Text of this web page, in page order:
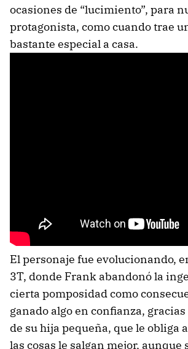
ocasiones de “lucimiento”, para
protagonista, como cuando trae
bastante especial a casa.
El personaje fue evolucionando,
3T, donde Frank abandonó la
cierta pomposidad como
ganado algo en confianza,
de su hija pequeña, que le obliga
las cosas le salgan mejor, aunque